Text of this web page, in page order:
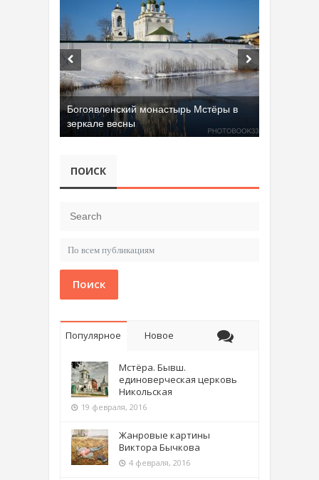
Богоявленский монастырь Мстёры в
зеркале весны
ПОИСК
Поиск
Популярное Новое
Мстёра. Бывш.
единоверческая церковь
Никольская
19 февраля, 2016
Жанровые картины
Виктора Бычкова
4 февраля, 2016